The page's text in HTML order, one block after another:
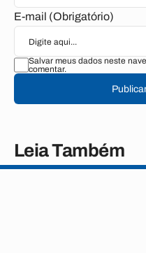
E-mail (Obrigatório)
Salvar meus dados neste
comentar.
Leia Também